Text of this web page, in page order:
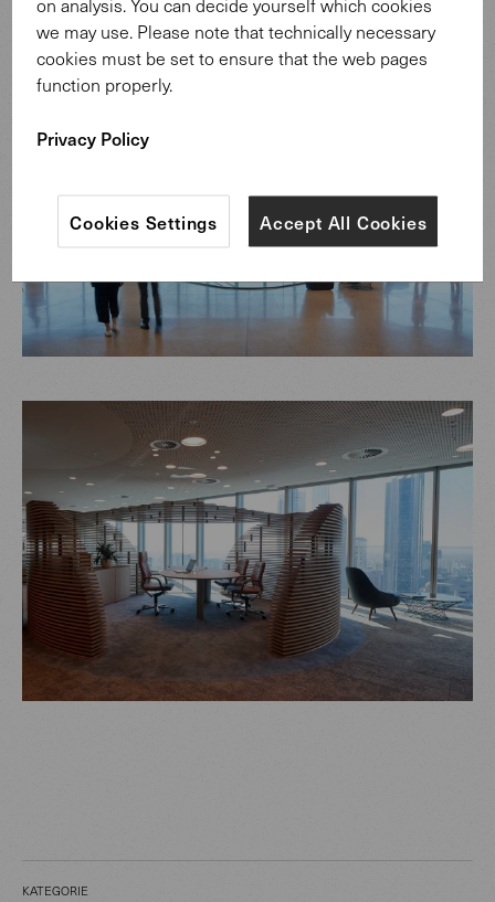
KATEGORIE
we may use. Please note that technically necessary
cookies must be set to ensure that the web pages
function properly.
Privacy Policy
Accept All Cookies
Cookies Settings